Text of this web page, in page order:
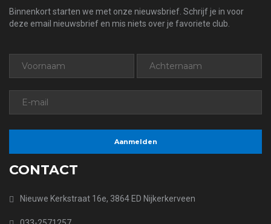
Binnenkort starten we met onze nieuwsbrief. Schrijf je in voor
deze email nieuwsbrief en mis niets over je favoriete club.
CONTACT
Nieuwe Kerkstraat 16e, 3864 ED Nijkerkerveen